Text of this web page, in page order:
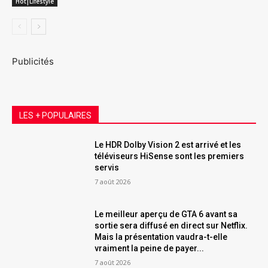
Publicités
LES + POPULAIRES
Le HDR Dolby Vision 2 est arrivé et les
téléviseurs HiSense sont les premiers
servis
7 août 2026
Le meilleur aperçu de GTA 6 avant sa
sortie sera diffusé en direct sur Netflix.
Mais la présentation vaudra-t-elle
vraiment la peine de payer...
7 août 2026